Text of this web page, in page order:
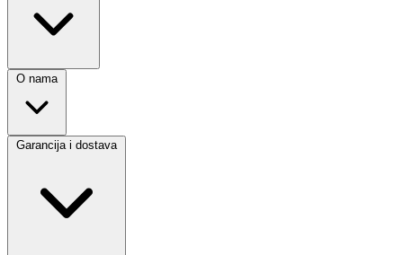
O nama
Garancija i dostava